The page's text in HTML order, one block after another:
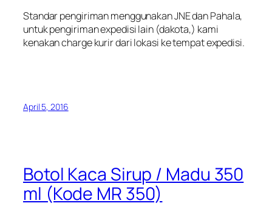
Standar pengiriman menggunakan JNE dan Pahala,
untuk pengiriman expedisi lain (dakota,) kami
kenakan charge kurir dari lokasi ke tempat expedisi.
April 5, 2016
Botol Kaca Sirup / Madu 350
ml (Kode MR 350)